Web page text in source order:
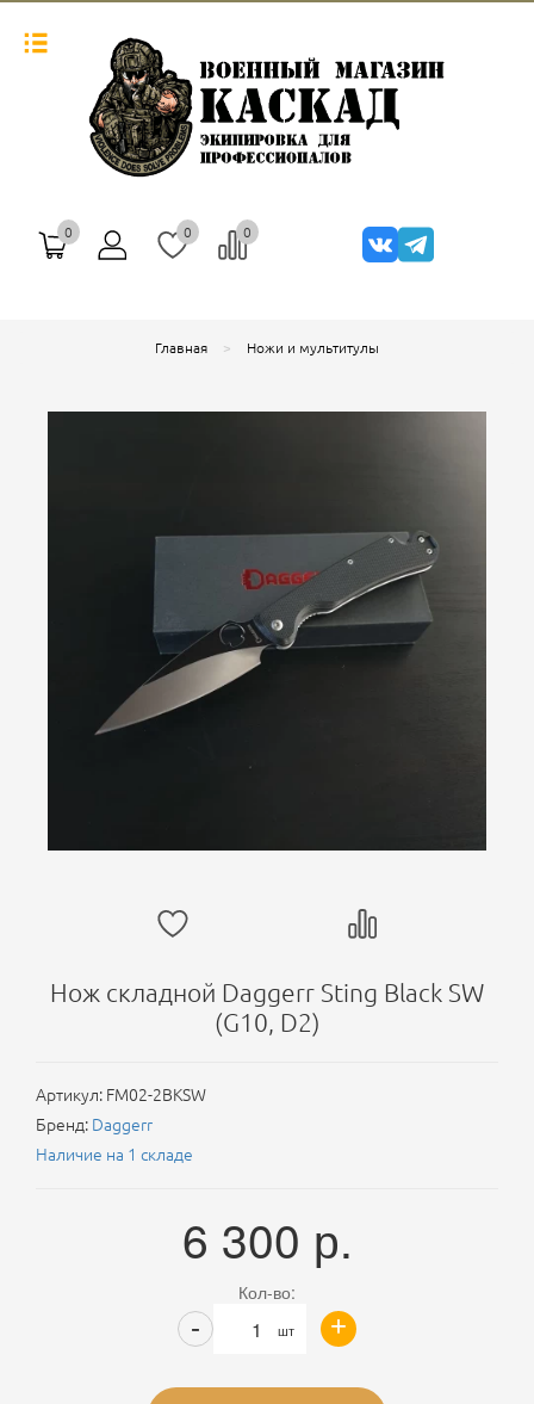
0 0 0
Главная Ножи и мультитулы
Нож складной Daggerr Sting Black SW
(G10, D2)
Артикул: FM02-2BKSW
Бренд: Daggerr
Наличие на 1 складе
6 300 р.
Кол-во:
шт +
-